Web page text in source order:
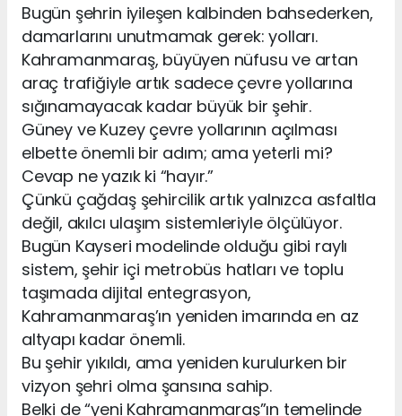
Bugün şehrin iyileşen kalbinden bahsederken,
damarlarını unutmamak gerek: yolları.
Kahramanmaraş, büyüyen nüfusu ve artan
araç trafiğiyle artık sadece çevre yollarına
sığınamayacak kadar büyük bir şehir.
Güney ve Kuzey çevre yollarının açılması
elbette önemli bir adım; ama yeterli mi?
Cevap ne yazık ki “hayır.”
Çünkü çağdaş şehircilik artık yalnızca asfaltla
değil, akılcı ulaşım sistemleriyle ölçülüyor.
Bugün Kayseri modelinde olduğu gibi raylı
sistem, şehir içi metrobüs hatları ve toplu
taşımada dijital entegrasyon,
Kahramanmaraş’ın yeniden imarında en az
altyapı kadar önemli.
Bu şehir yıkıldı, ama yeniden kurulurken bir
vizyon şehri olma şansına sahip.
Belki de “yeni Kahramanmaraş”ın temelinde